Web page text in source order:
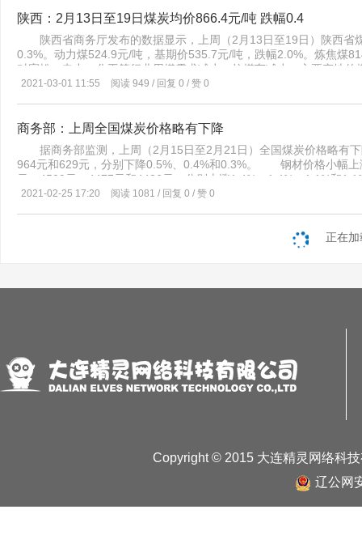
陕西：2月13日至19日煤炭均价866.4元/吨 跌幅0.4
陕西省商务厅发布的数据显示，上周（2月13日至19日）陕西省
0.3%。动力煤524.9元/吨，基期价535.7元/吨，跌幅2.0%。炼焦
对宽松，电力、化工等行业用煤需求减少，拉煤车减少，主要产地
过后，煤炭市场下行一段时间后才会复苏。 此外，上周陕西省
格2620.6元/吨，涨幅0.2%。钾肥价格2582.3元/吨，涨幅0.3%；
价377.1元/吨，涨幅1.6%。 来源：陕西省商务厅
2021-03-01 11:55 阅读 949 / 回复 0 / 赞 0
商务部：上周全国煤炭价格略有下降
据商务部监测，上周（2月15日至2月21日）全国煤炭价格略有
964元和629元，分别下降0.5%、0.4%和0.3%。 钢材价格小幅上
元、4509元、4477元和4486元，分别上涨1.4%、1.4%、1.1%和
2021-02-25 17:20 阅读 1081 / 回复 0 / 赞 0
正在
Copyright © 2015 大连精灵网络科
辽公网